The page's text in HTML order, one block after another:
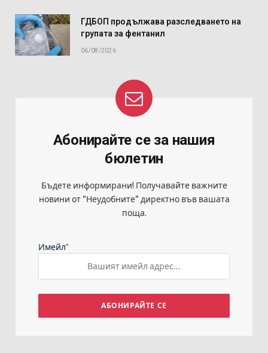
ГДБОП продължава разследването на
групата за фентанил
06/08/2026
Абонирайте се за нашия
бюлетин
Бъдете информирани! Получавайте важните
новини от "Неудобните" директно във вашата
поща.
Имейл*